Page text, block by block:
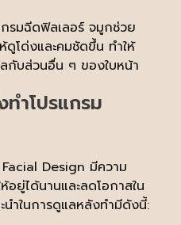
รมฉีดฟิลเลอร์ จมูกช่วย
ดูโด่งและคมชัดขึ้น ทำให้
กับส่วนอื่น ๆ ของใบหน้า
ำโปรแกรม
Design มีความ
ยู่ได้นานและลดโอกาสใน
นำในการดูแลหลังทำมีดังนี้: